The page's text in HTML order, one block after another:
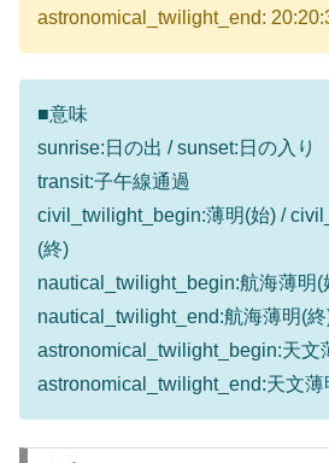
astronomical_twilight_end:
■意味
sunrise:日の出 / sunset:日の入り
transit:子午線通過
civil_twilight_begin:薄明(始) /
(終)
nautical_twilight_begin:航海薄明(
nautical_twilight_end:航海薄明(
astronomical_twilight_begin:天文
astronomical_twilight_end:天文薄